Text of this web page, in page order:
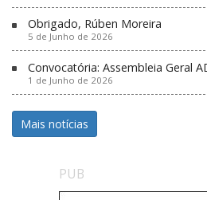
Obrigado, Rúben Moreira
5 de Junho de 2026
Convocatória: Assembleia Geral
1 de Junho de 2026
Mais notícias
PUB